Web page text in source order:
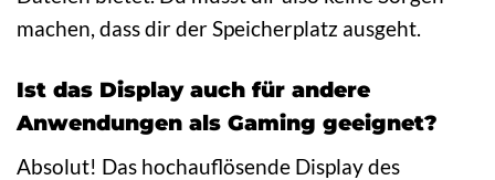
machen, dass dir der Speicherplatz ausgeht.
Ist das Display auch für andere
Anwendungen als Gaming geeignet?
Absolut! Das hochauflösende Display des